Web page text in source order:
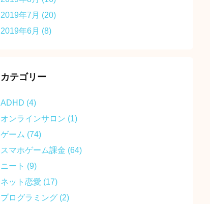
2019年7月 (20)
2019年6月 (8)
カテゴリー
ADHD (4)
オンラインサロン (1)
ゲーム (74)
スマホゲーム課金 (64)
ニート (9)
ネット恋愛 (17)
プログラミング (2)